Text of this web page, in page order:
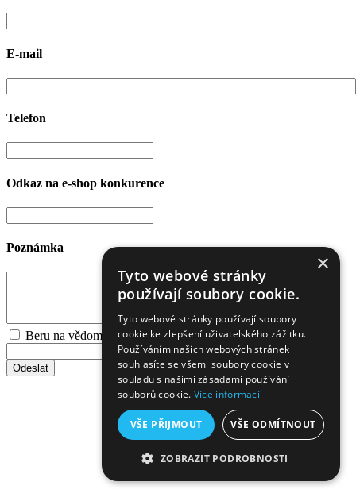
E-mail
Telefon
Odkaz na e-shop konkurence
Poznámka
Beru na vědomí zpracování osobních údajů
Odeslat
×
Tyto webové stránky
používají soubory cookie.
Tyto webové stránky používají soubory
cookie ke zlepšení uživatelského zážitku.
Používáním našich webových stránek
souhlasíte se všemi soubory cookie v
souladu s našimi zásadami používání
souborů cookie. Více informací
VŠE PŘIJMOUT VŠE ODMÍTNOUT
ZOBRAZIT PODROBNOSTI
NEZBYTNĚ NUTNÉ SOUBORY